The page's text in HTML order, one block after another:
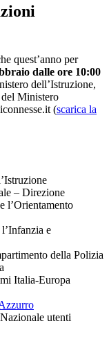
quest’anno per
dalle ore 10:00
dell’Istruzione,
del Ministero
(scarica la
– Direzione
l’Orientamento
e
della Polizia
Italia-Europa
utenti